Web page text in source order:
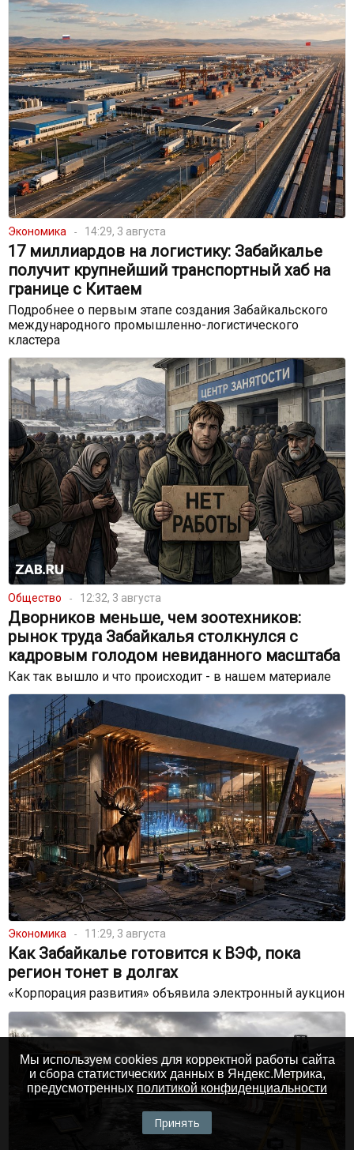
Экономика 14:29, 3 августа
17 миллиардов на логистику: Забайкалье
получит крупнейший транспортный хаб на
границе с Китаем
Подробнее о первым этапе создания Забайкальского
международного промышленно-логистического
кластера
Общество 12:32, 3 августа
Дворников меньше, чем зоотехников:
рынок труда Забайкалья столкнулся с
кадровым голодом невиданного масштаба
Как так вышло и что происходит - в нашем материале
Экономика 11:29, 3 августа
Как Забайкалье готовится к ВЭФ, пока
регион тонет в долгах
«Корпорация развития» объявила электронный аукцион
Мы используем cookies для корректной работы сайта
и сбора статистических данных в Яндекс.Метрика,
предусмотренных политикой конфиденциальности
Принять